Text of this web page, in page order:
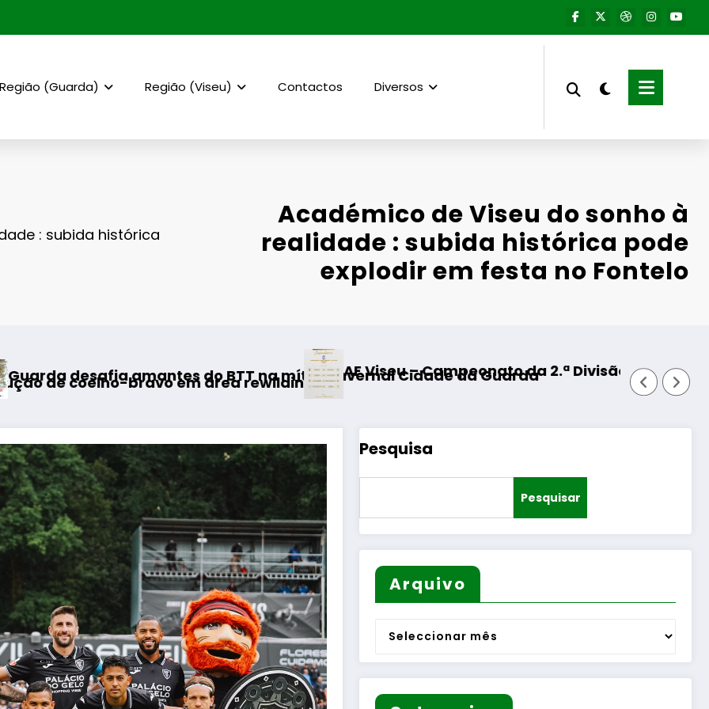
Região (Guarda) Região (Viseu) Contactos Diversos
: subida histórica
Académico de Viseu do sonho à
realidade : subida histórica pode
explodir em festa no Fontelo
rewilding
BTT na mítica Invernal Cidade da Guarda
AF Viseu – Campeonato da 2.ª Divisão Distrital – ISOJOFER sorteado
Fornos de Algodres –
Pesquisa
Pesquisar
Arquivo
Arquivo